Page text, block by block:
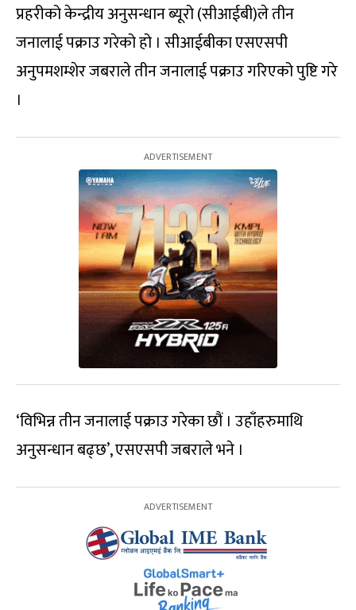
प्रहरीको केन्द्रीय अनुसन्धान ब्यूरो (सीआईबी)ले तीन
जनालाई पक्राउ गरेको हो । सीआईबीका एसएसपी
अनुपमशम्शेर जबराले तीन जनालाई पक्राउ गरिएको पुष्टि गरे
।
‘विभिन्न तीन जनालाई पक्राउ गरेका छौं । उहाँहरुमाथि
अनुसन्धान बढ्छ’, एसएसपी जबराले भने ।